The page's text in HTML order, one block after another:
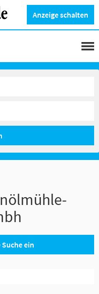
Anzeige schalten
ein